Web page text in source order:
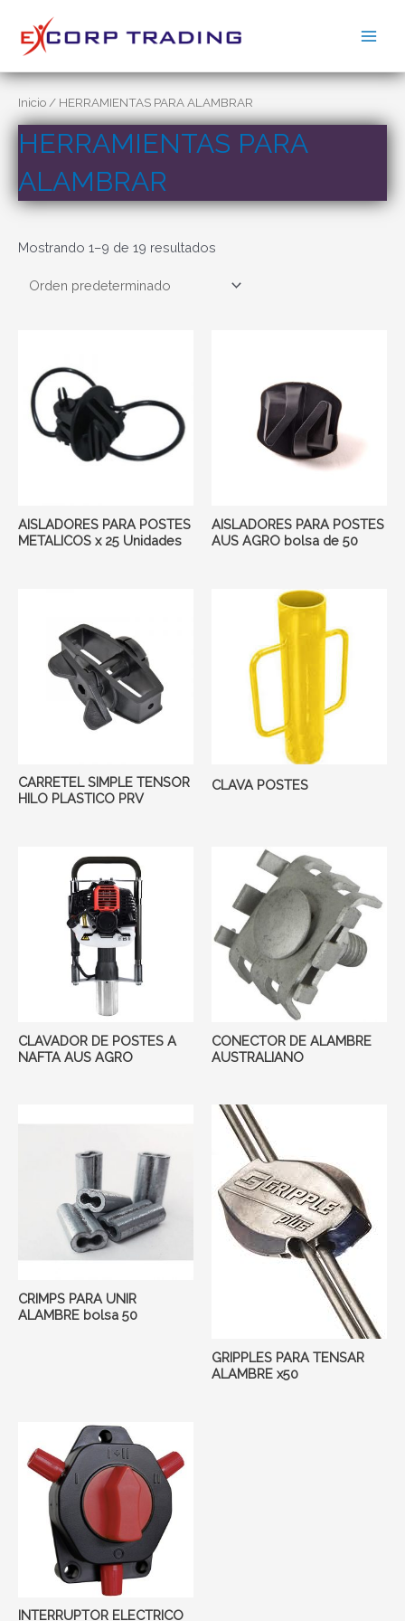
contenido
Inicio / HERRAMIENTAS PARA ALAMBRAR
HERRAMIENTAS PARA
ALAMBRAR
Mostrando 1–9 de 19 resultados
AISLADORES PARA POSTES
METALICOS x 25 Unidades
AISLADORES PARA POSTES
AUS AGRO bolsa de 50
CARRETEL SIMPLE TENSOR
HILO PLASTICO PRV
CLAVA POSTES
CLAVADOR DE POSTES A
NAFTA AUS AGRO
CONECTOR DE ALAMBRE
AUSTRALIANO
CRIMPS PARA UNIR
ALAMBRE bolsa 50
GRIPPLES PARA TENSAR
ALAMBRE x50
INTERRUPTOR ELECTRICO